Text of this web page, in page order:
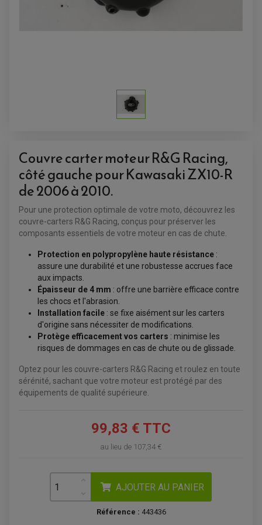
ANTIVOL-ALARME
BAGAGERIE
BAGAGERIE SOUPLE
ACCESSOIRE GPS, SMARTPHONE
ACCESSOIRES QUAD
BOUCHON DE RÉSERVOIR QUAD
GUIDON QUAD
KIT DÉCO QUAD / SSV
KIT POIGNÉE DE GAZ QUAD
PONTETS / REHAUSSES DE GUIDON
REPOSE PIED QUAD
COFFRE / TOP CASE QUAD
TREUIL ET ATTELAGE QUAD-SSV
ÉCHAPPEMENT QUAD
ÉQUIPEMENT ÉLECTRIQUE
ACCESSOIRES ÉLECTRIQUE ENDURO
PLAQUE PHARE
COMPTEUR D'HEURE
Couvre carter moteur R&G Racing,
côté gauche pour Kawasaki ZX10-R
de 2006 à 2010.
Pour une protection optimale de votre moto, découvrez les
couvre-carters R&G Racing, conçus pour préserver les
composants essentiels de votre moteur en cas de chute.
Protection en polypropylène haute résistance :
assure une durabilité et une robustesse accrues face
aux impacts.
Épaisseur de 4 mm : offre une barrière efficace contre
les chocs et l'abrasion.
Installation facile : se fixe aisément sur les carters
d'origine sans nécessiter de modifications.
Protège efficacement vos carters : minimise les
risques de dommages en cas de chute ou de glissade.
Optez pour les couvre-carters R&G Racing et roulez en toute
sérénité, sachant que votre moteur est protégé par des
équipements de qualité supérieure.
99,83 € TTC
au lieu de 107,34 €
AJOUTER AU PANIER
Référence : 443436